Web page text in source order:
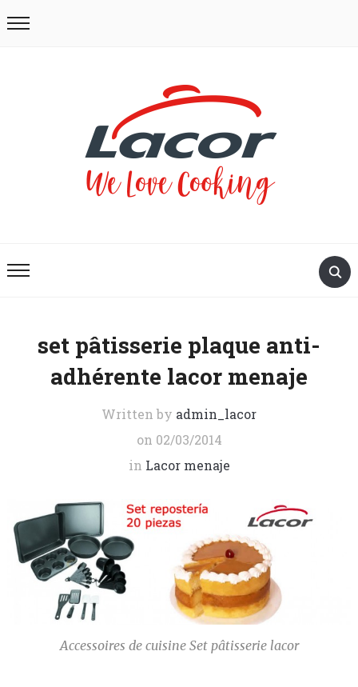
set pâtisserie plaque anti-
adhérente lacor menaje
Written by admin_lacor
on 02/03/2014
in Lacor menaje
Accessoires de cuisine Set pâtisserie lacor